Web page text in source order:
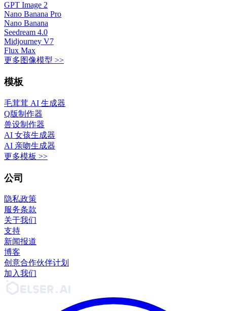
GPT Image 2
Nano Banana Pro
Nano Banana
Seedream 4.0
Midjourney V7
Flux Max
更多图像模型 >>
模板
毛茸茸 AI 生成器
Q版制作器
兽设制作器
AI 女孩生成器
AI 亲吻生成器
更多模板 >>
公司
隐私政策
服务条款
关于我们
支持
新闻报道
博客
创意合作伙伴计划
加入我们